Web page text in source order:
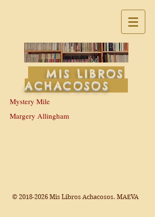
MIS LIBROS
ACHACOSOS
Mystery Mile
Margery Allingham
© 2018-2026 Mis Libros Achacosos. MAEVA